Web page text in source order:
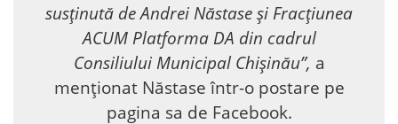
susținută de Andrei Năstase și Fracțiunea
ACUM Platforma DA din cadrul
Consiliului Municipal Chișinău”, a
menționat Năstase într-o postare pe
pagina sa de Facebook.